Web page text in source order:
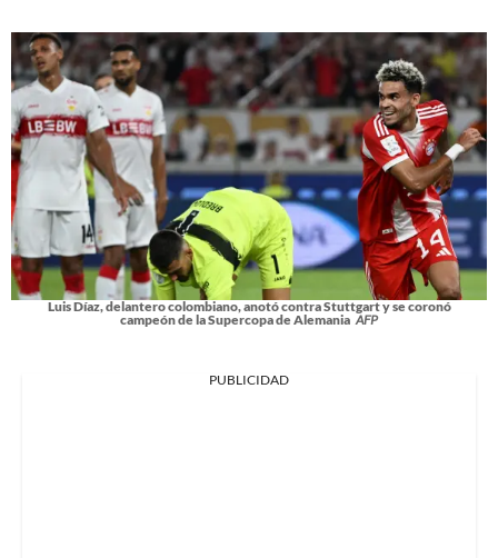
Luis Díaz, delantero colombiano, anotó contra Stuttgart y se coronó
campeón de la Supercopa de Alemania AFP
PUBLICIDAD